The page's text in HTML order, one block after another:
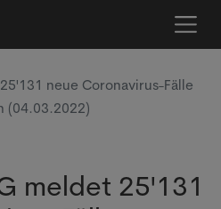
neue Coronavirus-Fälle
(04.03.2022)
meldet 25'131